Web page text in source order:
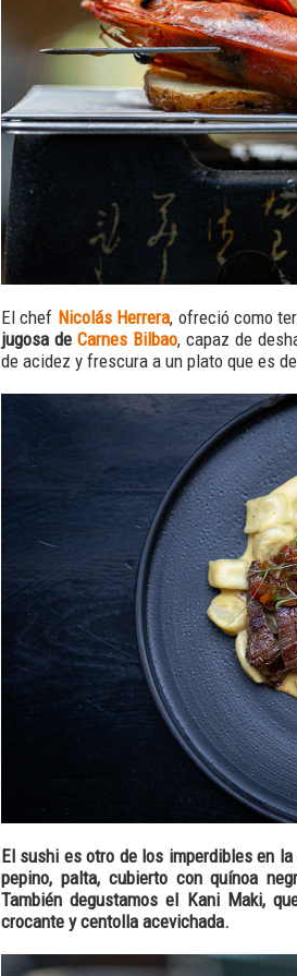
El chef Nicolás Herrera, ofreció como
jugosa deCarnes Bilbao, capaz de
de acidez y frescura a un plato que es
El sushi es otro de los imperdibles en
pepino, palta, cubierto con quínoa
También degustamos el Kani Maki,
crocante y centolla acevichada.